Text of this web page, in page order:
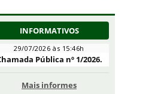
INFORMATIVOS
29/07/2026 às 15:46h
Pública nº 1/2026.
Mais informes